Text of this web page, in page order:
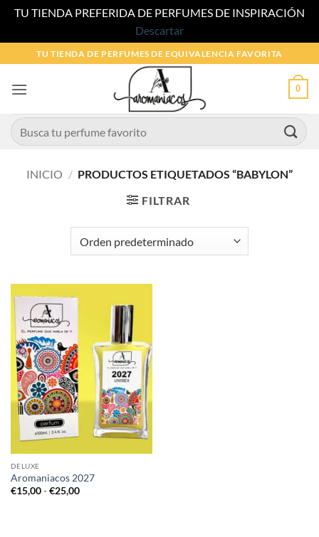
TU TIENDA PREFERIDA DE PERFUMES DE INSPIRACIÓN
Descartar
al
contenido
TU TIENDA DE PERFUMES DE EQUIVALENCIA FAVORITA
0
Buscar
por:
INICIO / PRODUCTOS ETIQUETADOS “BABYLON”
FILTRAR
DELUXE
Aromaniacos 2027
€15,00 - €25,00Rango